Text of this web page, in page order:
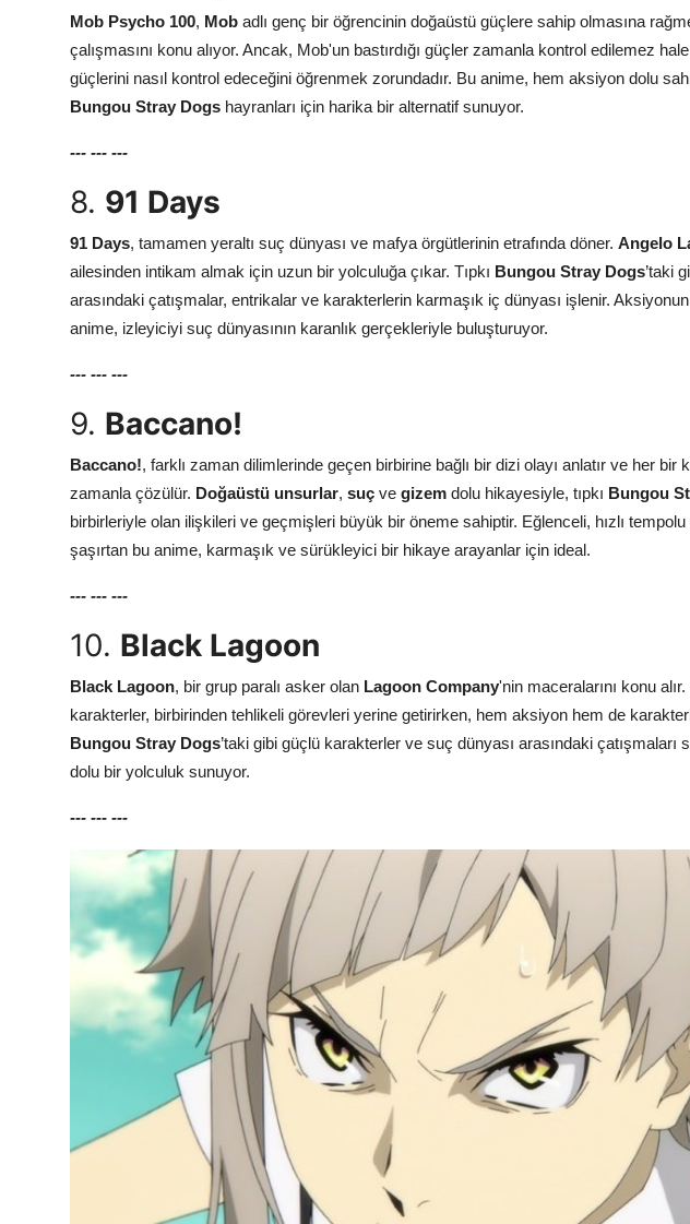
Mob Psycho 100, Mob adlı genç bir öğrencinin doğaüstü güçlere sahip olmasına
çalışmasını konu alıyor. Ancak, Mob'un bastırdığı güçler zamanla kontrol edilemez hale
güçlerini nasıl kontrol edeceğini öğrenmek zorundadır. Bu anime, hem aksiyon dolu
Bungou Stray Dogs hayranları için harika bir alternatif sunuyor.
--- --- ---
8. 91 Days
91 Days, tamamen yeraltı suç dünyası ve mafya örgütlerinin etrafında döner. Angelo
ailesinden intikam almak için uzun bir yolculuğa çıkar. Tıpkı Bungou Stray Dogs’taki
arasındaki çatışmalar, entrikalar ve karakterlerin karmaşık iç dünyası işlenir.
anime, izleyiciyi suç dünyasının karanlık gerçekleriyle buluşturuyor.
--- --- ---
9. Baccano!
Baccano!, farklı zaman dilimlerinde geçen birbirine bağlı bir dizi olayı anlatır ve her
zamanla çözülür. Doğaüstü unsurlar, suç ve gizem dolu hikayesiyle, tıpkı Bungou
birbirleriyle olan ilişkileri ve geçmişleri büyük bir öneme sahiptir. Eğlenceli, hızlı
şaşırtan bu anime, karmaşık ve sürükleyici bir hikaye arayanlar için ideal.
--- --- ---
10. Black Lagoon
Black Lagoon, bir grup paralı asker olan Lagoon Company'nin maceralarını konu
karakterler, birbirinden tehlikeli görevleri yerine getirirken, hem aksiyon hem de
Bungou Stray Dogs’taki gibi güçlü karakterler ve suç dünyası arasındaki çatışmaları
dolu bir yolculuk sunuyor.
--- --- ---